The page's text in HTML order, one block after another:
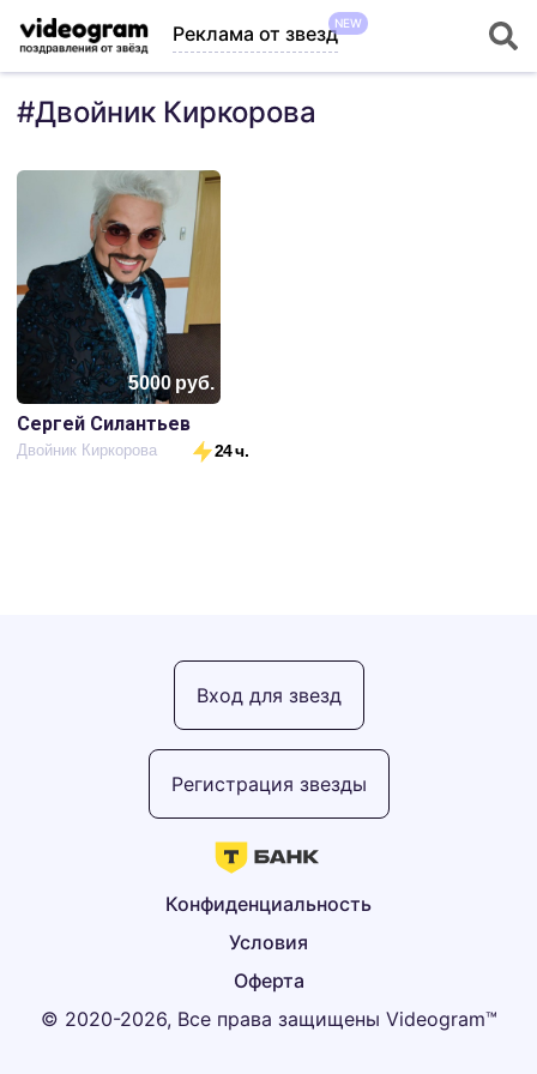
Реклама от звездNEW
#Двойник Киркорова
5000руб.
Сергей Силантьев
Двойник Киркорова 24 ч.
© 2020-2026, Все права защищены Videogram™
Оферта
Условия
Конфиденциальность
Регистрация звезды
Вход для звезд